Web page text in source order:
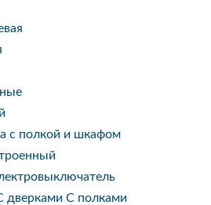
с полкой и шкафом
дверками С полками